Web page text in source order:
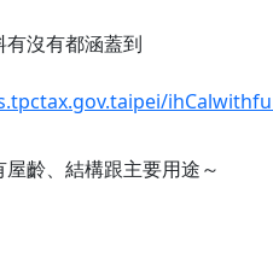
沒有都涵蓋到
齡、結構跟主要用途～